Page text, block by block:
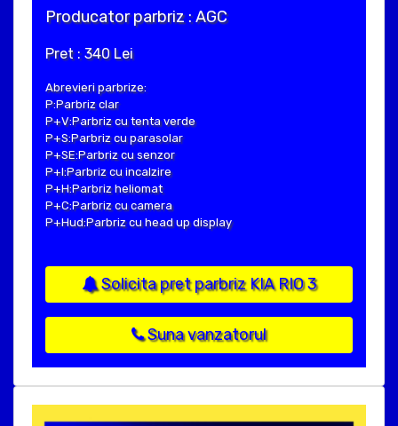
Producator parbriz : AGC
Pret : 340 Lei
Abrevieri parbrize:
P:Parbriz clar
P+V:Parbriz cu tenta verde
P+S:Parbriz cu parasolar
P+SE:Parbriz cu senzor
P+I:Parbriz cu incalzire
P+H:Parbriz heliomat
P+C:Parbriz cu camera
P+Hud:Parbriz cu head up display
Solicita pret parbriz KIA RIO 3
Suna vanzatorul